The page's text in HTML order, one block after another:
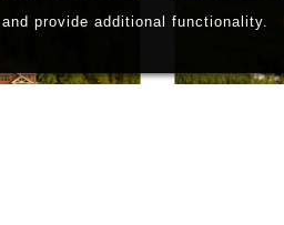
provide additional functionality.